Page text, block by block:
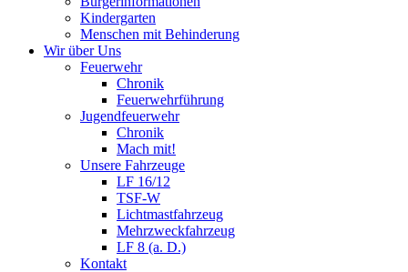
Kindergarten
Menschen mit Behinderung
Wir über Uns
Feuerwehr
Chronik
Feuerwehrführung
Jugendfeuerwehr
Chronik
Mach mit!
Unsere Fahrzeuge
LF 16/12
TSF-W
Lichtmastfahrzeug
Mehrzweckfahrzeug
LF 8 (a. D.)
Kontakt